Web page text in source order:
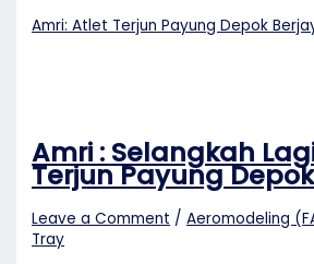
Amri: Atlet Terjun Payung Depok
Amri : Selangkah
Terjun Payung
Leave a Comment /Aeromodeling
Tray